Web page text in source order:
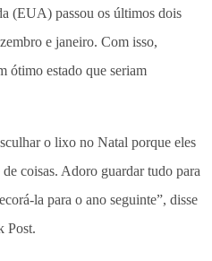
(EUA) passou os últimos dois
e janeiro. Com isso,
ótimo estado que seriam
o lixo no Natal porque eles
coisas. Adoro guardar tudo para
la para o ano seguinte”, disse
Post.